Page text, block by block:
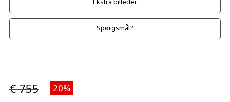
Spørgsmål?
€ 755 20%